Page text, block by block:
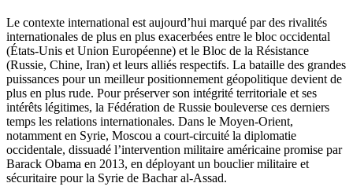
Le contexte international est aujourd’hui marqué par des rivalités
internationales de plus en plus exacerbées entre le bloc occidental
(États-Unis et Union Européenne) et le Bloc de la Résistance
(Russie, Chine, Iran) et leurs alliés respectifs. La bataille des grandes
puissances pour un meilleur positionnement géopolitique devient de
plus en plus rude. Pour préserver son intégrité territoriale et ses
intérêts légitimes, la Fédération de Russie bouleverse ces derniers
temps les relations internationales. Dans le Moyen-Orient,
notamment en Syrie, Moscou a court-circuité la diplomatie
occidentale, dissuadé l’intervention militaire américaine promise par
Barack Obama en 2013, en déployant un bouclier militaire et
sécuritaire pour la Syrie de Bachar al-Assad.